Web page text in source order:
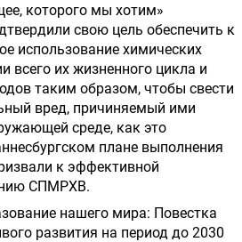
которого мы хотим»
свою цель обеспечить к
использование химических
всего их жизненного цикла и
таким образом, чтобы свести
вред, причиняемый ими
среде, как это
плане выполнения
к эффективной
СПМРХВ.
нашего мира: Повестка
развития на период до 2030